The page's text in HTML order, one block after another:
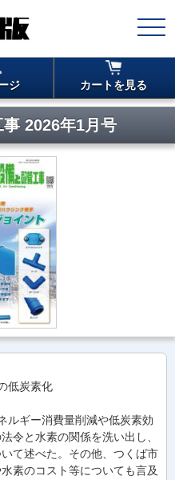
ジ カートを見る
2026年1月号
低炭素化
ルギー消費量削減や低炭素効
令と水素の関係を洗い出し、
て述べた。その他、つくば市
素のコスト等についても言及